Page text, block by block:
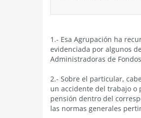
1.- Esa Agrupación ha
evidenciada por algunos
Administradoras de
2.- Sobre el particular,
un accidente del trabajo o
pensión dentro del
las normas generales